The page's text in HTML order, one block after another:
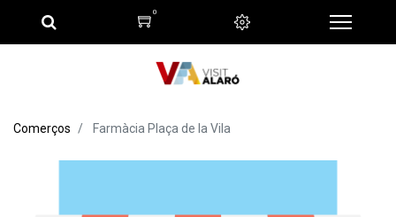
0
Comerços Farmàcia Plaça de la Vila